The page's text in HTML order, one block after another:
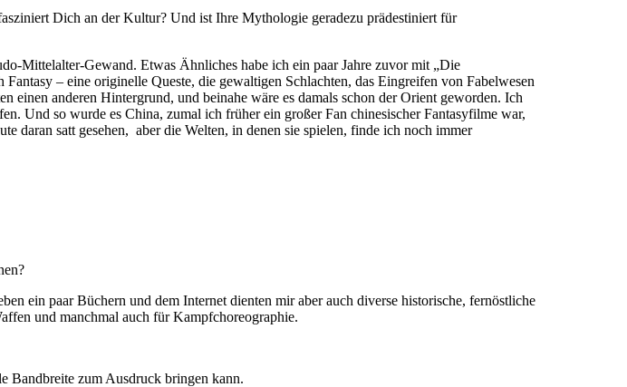
Dich an der Kultur? Und ist Ihre Mythologie geradezu prädestiniert für
Mittelalter-Gewand. Etwas Ähnliches habe ich ein paar Jahre zuvor mit „Die
– eine originelle Queste, die gewaltigen Schlachten, das Eingreifen von Fabelwesen
einen anderen Hintergrund, und beinahe wäre es damals schon der Orient geworden. Ich
Und so wurde es China, zumal ich früher ein großer Fan chinesischer Fantasyfilme war,
daran satt gesehen, aber die Welten, in denen sie spielen, finde ich noch immer
ein paar Büchern und dem Internet dienten mir aber auch diverse historische, fernöstliche
und manchmal auch für Kampfchoreographie.
Bandbreite zum Ausdruck bringen kann.